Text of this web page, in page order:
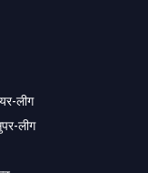
लीग
लीग